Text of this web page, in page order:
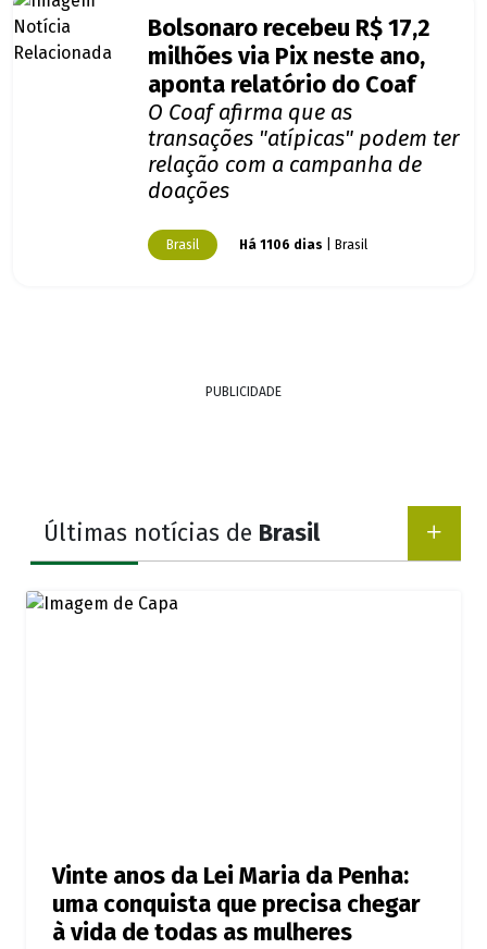
Bolsonaro recebeu R$ 17,2
milhões via Pix neste ano,
aponta relatório do Coaf
O Coaf afirma que as
transações "atípicas" podem ter
relação com a campanha de
doações
Brasil Há 1106 dias | Brasil
PUBLICIDADE
Últimas notícias de Brasil
Vinte anos da Lei Maria da Penha:
uma conquista que precisa chegar
à vida de todas as mulheres